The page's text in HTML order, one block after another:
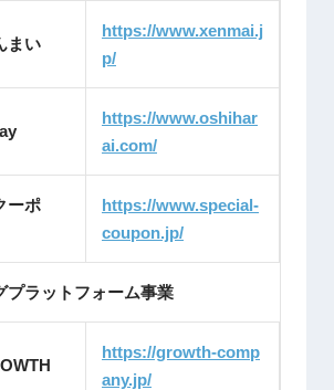
まい
https://www.xenmai.j
p/
https://www.oshihar
ai.com/
ーポ
https://www.special-
coupon.jp/
ラットフォーム事業
https://growth-comp
any.jp/